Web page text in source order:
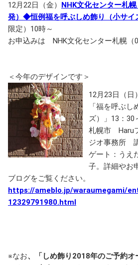
12月22日（金） NHK文化センター札
発）◆恒例福を呼ぶしめ飾り（小サイ
限定）10時～
お申込みは NHK文化センター札幌（
＜今年のデザインです＞
12月23日（日
「福を呼ぶ
ズ）」13：
札幌市 Haru
ジオ事務所
ゲート：うえ
子。詳細やお
ブログをご覧ください。
https://ameblo.jp/waraumegami/
12329791980.html
※なお、「しめ飾り2018年のご予約オ